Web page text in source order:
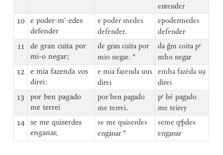
entender
10
e poder-m’-edes
defender
e poder medes
defender.
epodermedes
defender
11
de gran cuita por
mi-o negar;
de gran cuita por
mio negar. *
da g̃m coita pʳ
mho negar
12
e mia fazenda vos
direi:
e mia fazenda uus
direi
emha fazēda uꝯ
direi
13
por ben pagado
me terrei
por ben pagado
me terrei.
pʳ bē pagado
me teirey
14
se me quiserdes
enganar,
se me quiserdes
engānar *
seme qⁱƥdes
enganar